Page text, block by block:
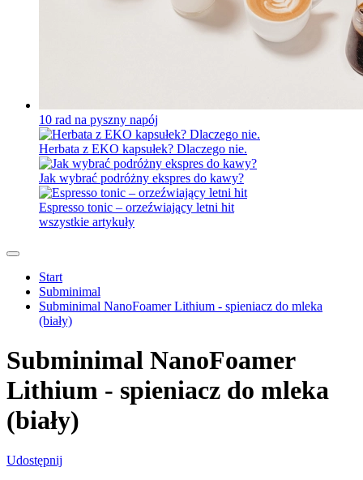
10 rad na pyszny napój
Herbata z EKO kapsułek? Dlaczego nie.
Jak wybrać podróżny ekspres do kawy?
Espresso tonic – orzeźwiający letni hit
wszystkie artykuły
Start
Subminimal
Subminimal NanoFoamer Lithium - spieniacz do mleka
(biały)
Subminimal NanoFoamer
Lithium - spieniacz do mleka
(biały)
Udostępnij